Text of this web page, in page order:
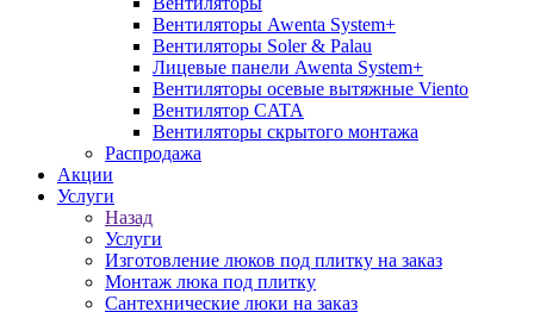
Вентиляторы Awenta System+
Вентиляторы Soler & Palau
Лицевые панели Awenta System+
Вентиляторы осевые вытяжные Viento
Вентилятор CATA
Вентиляторы скрытого монтажа
Распродажа
Акции
Услуги
Назад
Услуги
Изготовление люков под плитку на заказ
Монтаж люка под плитку
Сантехнические люки на заказ